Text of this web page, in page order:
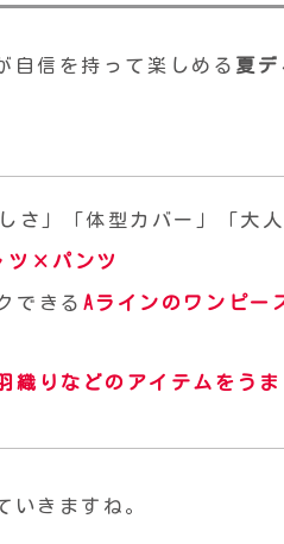
自信を持って楽しめる 夏デ
さ」「体型カバー」「大
ツ×パンツ
できる Aラインの ワンピー
織り などのアイテムをうま
いきますね。